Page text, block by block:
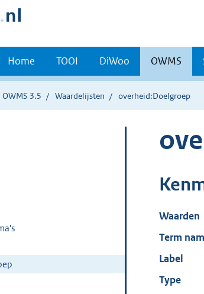
Home TOOI DiWoo OWMS
OWMS 3.5 Waardelijsten overheid:Doelgroep
Waarden
Term
Label
Type